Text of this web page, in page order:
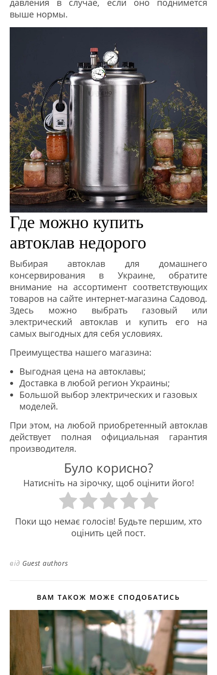
давления в случае, если оно поднимется
выше нормы.
Где можно купить
автоклав недорого
Выбирая автоклав для домашнего
консервирования в Украине, обратите
внимание на ассортимент соответствующих
товаров на сайте интернет-магазина Садовод.
Здесь можно выбрать газовый или
электрический автоклав и купить его на
самых выгодных для себя условиях.
Преимущества нашего магазина:
Выгодная цена на автоклавы;
Доставка в любой регион Украины;
Большой выбор электрических и газовых
моделей.
При этом, на любой приобретенный автоклав
действует полная официальная гарантия
производителя.
Було корисно?
Натисніть на зірочку, щоб оцінити його!
Поки що немає голосів! Будьте першим, хто
оцінить цей пост.
від Guest authors
ВАМ ТАКОЖ МОЖЕ СПОДОБАТИСЬ